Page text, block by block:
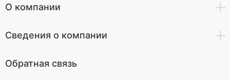
О компании
Сведения о компании
Обратная связь